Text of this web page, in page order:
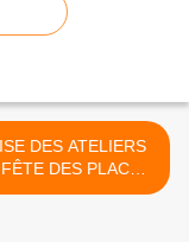
DES ATELIERS
DES PLACES
>